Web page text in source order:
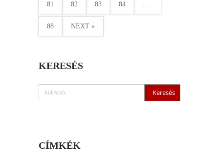
81 82 83 84 . . .
88 NEXT »
KERESÉS
CÍMKÉK